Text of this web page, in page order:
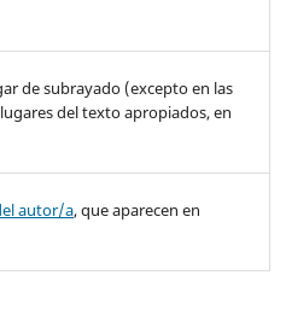
de subrayado (excepto en las
del texto apropiados, en
autor/a, que aparecen en